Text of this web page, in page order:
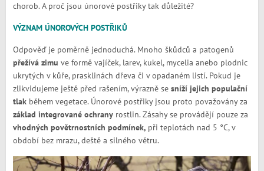
chorob. A proč jsou únorové postřiky tak důležité?
VÝZNAM ÚNOROVÝCH POSTŘIKŮ
Odpověď je poměrně jednoduchá. Mnoho škůdců a patogenů
přežívá zimu ve formě vajíček, larev, kukel, mycelia anebo plodnic
ukrytých v kůře, prasklinách dřeva či v opadaném listí. Pokud je
zlikvidujeme ještě před rašením, výrazně se sníží jejich populační
tlakběhem vegetace. Únorové postřiky jsou proto považovány za
základ integrované ochranyrostlin. Zásahy se provádějí pouze za
vhodných povětrnostních podmínek,při teplotách nad 5 °C, v
období bez mrazu, deště a silného větru.